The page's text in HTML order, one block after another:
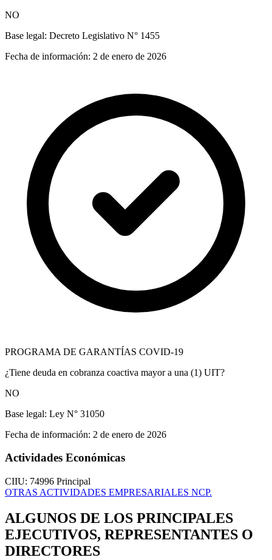
NO
Base legal: Decreto Legislativo N° 1455
Fecha de información: 2 de enero de 2026
PROGRAMA DE GARANTÍAS COVID-19
¿Tiene deuda en cobranza coactiva mayor a una (1) UIT?
NO
Base legal: Ley N° 31050
Fecha de información: 2 de enero de 2026
Actividades Económicas
CIIU: 74996 Principal
OTRAS ACTIVIDADES EMPRESARIALES NCP.
ALGUNOS DE LOS PRINCIPALES
EJECUTIVOS, REPRESENTANTES O
DIRECTORES